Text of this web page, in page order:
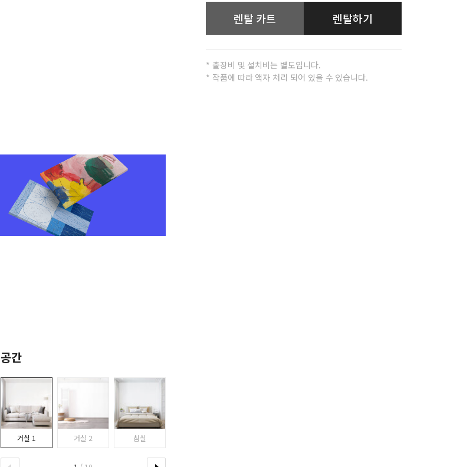
렌탈 카트 렌탈하기
* 출장비 및 설치비는 별도입니다.
* 작품에 따라 액자 처리 되어 있을 수 있습니다.
공간
거실 1 거실 2 침실